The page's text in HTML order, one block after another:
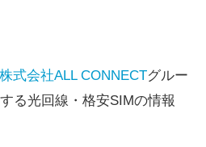
株式会社ALL CONNECTグルー
る光回線・格安SIMの情報